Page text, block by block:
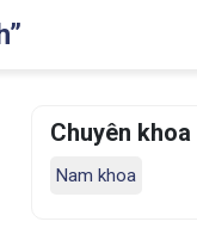
Chuyên khoa
Nam khoa